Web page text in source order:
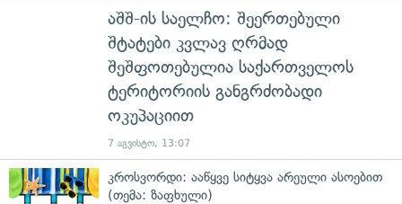
აშშ-ის საელჩო: შეერთებული
შტატები კვლავ ღრმად
შეშფოთებულია საქართველოს
ტერიტორიის განგრძობადი
ოკუპაციით
7 აგვისტო, 13:07
კროსვორდი: ააწყვე სიტყვა არეული ასოებით
(თემა: ზაფხული)